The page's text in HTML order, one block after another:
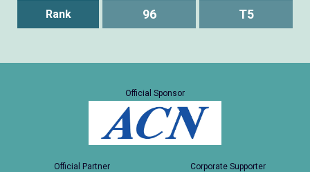
Rank 96 T5
Official Sponsor
Official Partner Corporate Supporter